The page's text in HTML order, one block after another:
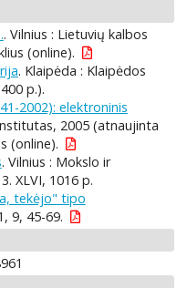
. Vilnius : Lietuvių kalbos
(online).
. Klaipėda : Klaipėdos
p.).
2002): elektroninis
2005 (atnaujinta
(online).
. Vilnius : Mokslo ir
XLVI, 1016 p.
tekėjo" tipo
9, 45-69.